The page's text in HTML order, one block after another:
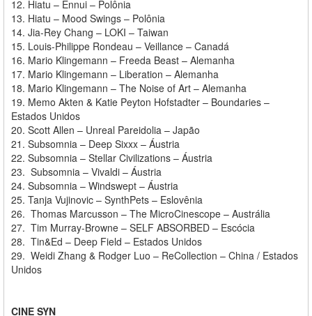
12. Hiatu – Ennui – Polônia
13. Hiatu – Mood Swings – Polônia
14. Jia-Rey Chang – LOKI – Taiwan
15. Louis-Philippe Rondeau – Veillance – Canadá
16. Mario Klingemann – Freeda Beast – Alemanha
17. Mario Klingemann – Liberation – Alemanha
18. Mario Klingemann – The Noise of Art – Alemanha
19. Memo Akten & Katie Peyton Hofstadter – Boundaries –
Estados Unidos
20. Scott Allen – Unreal Pareidolia – Japão
21. Subsomnia – Deep Sixxx – Áustria
22. Subsomnia – Stellar Civilizations – Áustria
23. Subsomnia – Vivaldi – Áustria
24. Subsomnia – Windswept – Áustria
25. Tanja Vujinovic – SynthPets – Eslovênia
26. Thomas Marcusson – The MicroCinescope – Austrália
27. Tim Murray-Browne – SELF ABSORBED – Escócia
28. Tin&Ed – Deep Field – Estados Unidos
29. Weidi Zhang & Rodger Luo – ReCollection – China / Estados
Unidos
CINE SYN